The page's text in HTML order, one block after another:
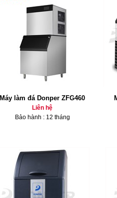
Máy làm đá Donper ZFG460
Liên hệ
Bảo hành : 12 tháng